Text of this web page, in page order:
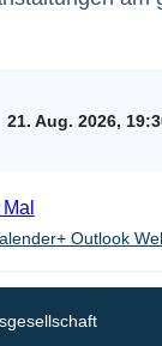
21. Aug. 2026,
+ Outlook